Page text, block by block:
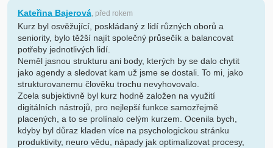
Kateřina Bajerová, před rokem
Kurz byl osvěžující, poskládaný z lidí různých oborů a
seniority, bylo těžší najít společný průsečík a balancovat
potřeby jednotlivých lidí.
Neměl jasnou strukturu ani body, kterých by se dalo chytit
jako agendy a sledovat kam už jsme se dostali. To mi, jako
strukturovanemu člověku trochu nevyhovovalo.
Zcela subjektivně byl kurz hodně založen na využití
digitálních nástrojů, pro nejlepší funkce samozřejmě
placených, a to se prolínalo celým kurzem. Ocenila bych,
kdyby byl důraz kladen více na psychologickou stránku
produktivity, neuro vědu, nápady jak optimalizovat procesy,